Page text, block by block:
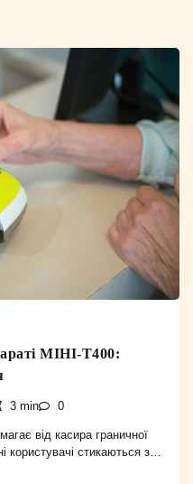
МІНІ-Т400:
3 min 0
від касира граничної
користувачі стикаються з…